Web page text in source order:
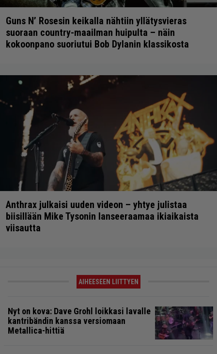
Guns N’ Rosesin keikalla nähtiin yllätysvieras
suoraan country-maailman huipulta – näin
kokoonpano suoriutui Bob Dylanin klassikosta
Anthrax julkaisi uuden videon – yhtye julistaa
biisillään Mike Tysonin lanseeraamaa ikiaikaista
viisautta
AIHEESEEN LIITTYEN
Nyt on kova: Dave Grohl loikkasi lavalle
kantribändin kanssa versiomaan
Metallica-hittiä